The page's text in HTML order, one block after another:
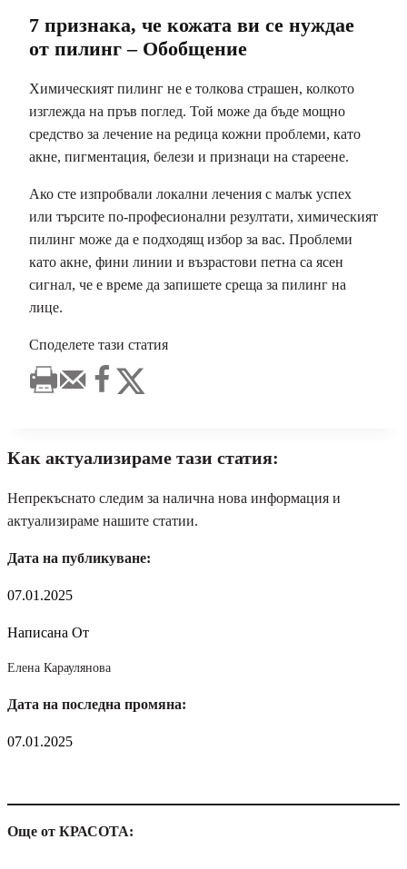
7 признака, че кожата ви се нуждае
от пилинг – Обобщение
Химическият пилинг не е толкова страшен, колкото
изглежда на пръв поглед. Той може да бъде мощно
средство за лечение на редица кожни проблеми, като
акне, пигментация, белези и признаци на стареене.
Ако сте изпробвали локални лечения с малък успех
или търсите по-професионални резултати, химическият
пилинг може да е подходящ избор за вас. Проблеми
като акне, фини линии и възрастови петна са ясен
сигнал, че е време да запишете среща за пилинг на
лице.
Споделете тази статия
Как актуализираме тази статия:
Непрекъснато следим за налична нова информация и
актуализираме нашите статии.
Дата на публикуване:
07.01.2025
Написана От
Елена Караулянова
Дата на последна промяна:
07.01.2025
Още от КРАСОТА: